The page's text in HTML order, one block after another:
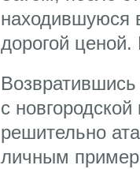
находившуюся
дорогой
с
решительно
личным